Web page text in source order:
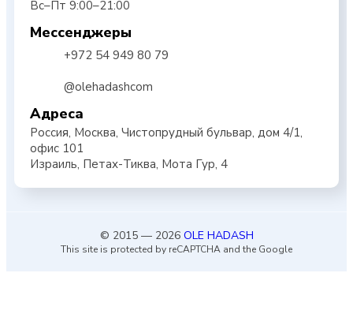
Вс–Пт 9:00–21:00
Мессенджеры
+972 54 949 80 79
@olehadashcom
Адреса
Россия, Москва, Чистопрудный бульвар, дом 4/1,
офис 101
Израиль, Петах-Тиква, Мота Гур, 4
© 2015 — 2026 OLE HADASH
This site is protected by reCAPTCHA and the Google